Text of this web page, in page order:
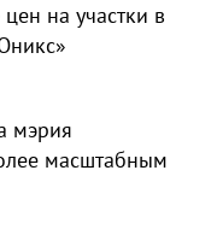
на участки в
мэрия
масштабным